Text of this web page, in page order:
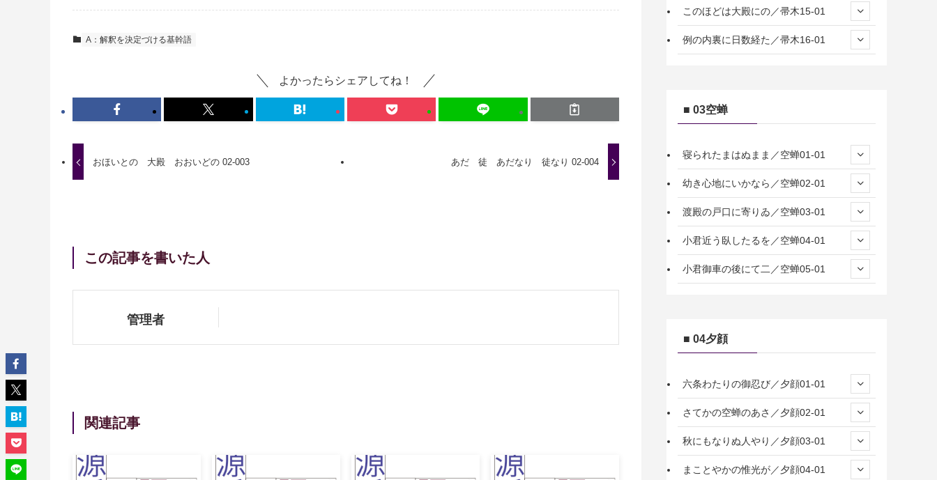
A：解釈を決定づける基幹語
よかったらシェアしてね！
おほいとの 大殿 おおいどの 02-003 あだ 徒 あだなり 徒なり 02-004
この記事を書いた人
管理者
関連記事
このほどは大殿にの／帚木15-01
例の内裏に日数経た／帚木16-01
■ 03空蝉
寝られたまはぬまま／空蝉01-01
幼き心地にいかなら／空蝉02-01
渡殿の戸口に寄りゐ／空蝉03-01
小君近う臥したるを／空蝉04-01
小君御車の後にて二／空蝉05-01
■ 04夕顔
六条わたりの御忍び／夕顔01-01
さてかの空蝉のあさ／夕顔02-01
秋にもなりぬ人やり／夕顔03-01
まことやかの惟光が／夕顔04-01